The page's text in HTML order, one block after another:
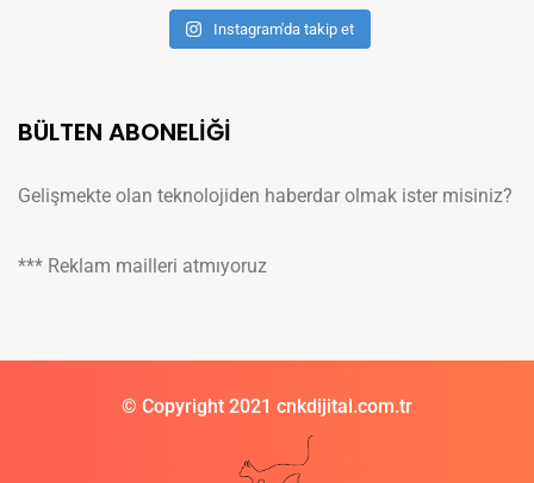
Instagram'da takip et
BÜLTEN ABONELİĞİ
Gelişmekte olan teknolojiden haberdar olmak ister misiniz?
*** Reklam mailleri atmıyoruz
© Copyright 2021 cnkdijital.com.tr